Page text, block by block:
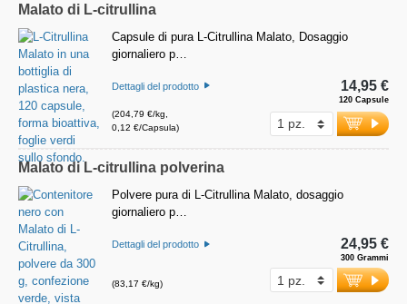
Malato di L-citrullina
Capsule di pura L-Citrullina Malato, Dosaggio
giornaliero p…
Dettagli del prodotto
(204,79 €/kg,
0,12 €/Capsula)
120 Capsule
14,95 €
Malato di L-citrullina polverina
Polvere pura di L-Citrullina Malato, dosaggio
giornaliero p…
Dettagli del prodotto
(83,17 €/kg)
300 Grammi
24,95 €